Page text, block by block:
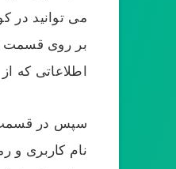
می‌ توانید در
بر روی قسمت
اطلاعاتی که
سپس در قسمت
نام کاربری و